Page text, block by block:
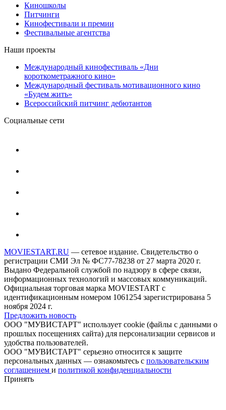
Киношколы
Питчинги
Кинофестивали и премии
Фестивальные агентства
Наши проекты
Международный кинофестиваль «Дни
короткометражного кино»
Международный фестиваль мотивационного кино
«Будем жить»
Всероссийский питчинг дебютантов
Социальные сети
MOVIESTART.RU — сетевое издание. Свидетельство о
регистрации СМИ Эл № ФС77-78238 от 27 марта 2020 г.
Выдано Федеральной службой по надзору в сфере связи,
информационных технологий и массовых коммуникаций.
Официальная торговая марка MOVIESTART с
идентификационным номером 1061254 зарегистрирована 5
ноября 2024 г.
Предложить новость
ООО "МУВИСТАРТ" использует cookie (файлы с данными о
прошлых посещениях сайта) для персонализации сервисов и
удобства пользователей.
ООО "МУВИСТАРТ" серьезно относится к защите
персональных данных — ознакомьтесь с пользовательским
соглашением и политикой конфиденциальности
Принять